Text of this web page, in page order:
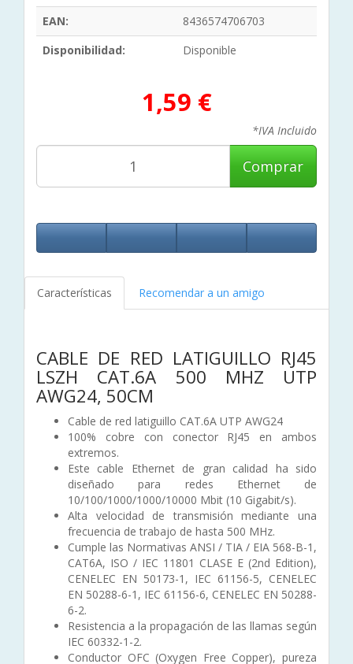
EAN:
8436574706703
Disponibilidad:
Disponible
1,59 €
*IVA Incluido
Comprar
Características Recomendar a un amigo
CABLE DE RED LATIGUILLO RJ45
LSZH CAT.6A 500 MHZ UTP
AWG24, 50CM
Cable de red latiguillo CAT.6A UTP AWG24
100% cobre con conector RJ45 en ambos
extremos.
Este cable Ethernet de gran calidad ha sido
diseñado para redes Ethernet de
10/100/1000/1000/10000 Mbit (10 Gigabit/s).
Alta velocidad de transmisión mediante una
frecuencia de trabajo de hasta 500 MHz.
Cumple las Normativas ANSI / TIA / EIA 568-B-1,
CAT6A, ISO / IEC 11801 CLASE E (2nd Edition),
CENELEC EN 50173-1, IEC 61156-5, CENELEC
EN 50288-6-1, IEC 61156-6, CENELEC EN 50288-
6-2.
Resistencia a la propagación de las llamas según
IEC 60332-1-2.
Conductor OFC (Oxygen Free Copper), pureza